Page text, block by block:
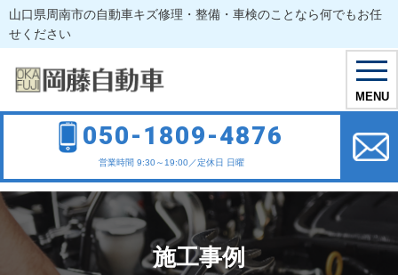
MENU
山口県周南市の自動車キズ修理・整備・車検のことなら何でもお任
せください
050-1809-4876
営業時間 9:30～19:00／定休日 日曜
施工事例